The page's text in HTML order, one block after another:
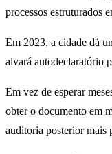
processos estruturados
Em 2023, a cidade dá
alvará autodeclaratório
Em vez de esperar
obter o documento em
auditoria posterior mais